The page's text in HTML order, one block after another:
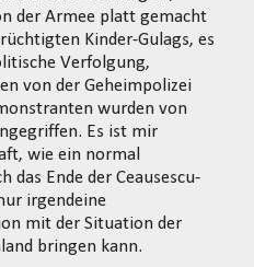
der Armee platt gemacht
Kinder-Gulags, es
Verfolgung,
von der Geheimpolizei
wurden von
Es ist mir
wie ein normal
das Ende der Ceausescu-
irgendeine
mit der Situation der
bringen kann.